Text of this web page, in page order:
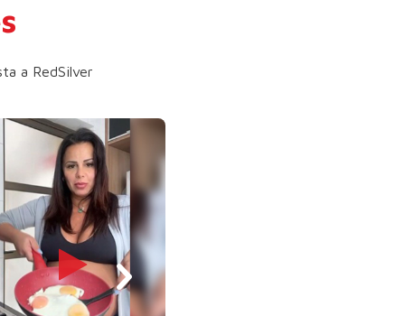
a RedSilver